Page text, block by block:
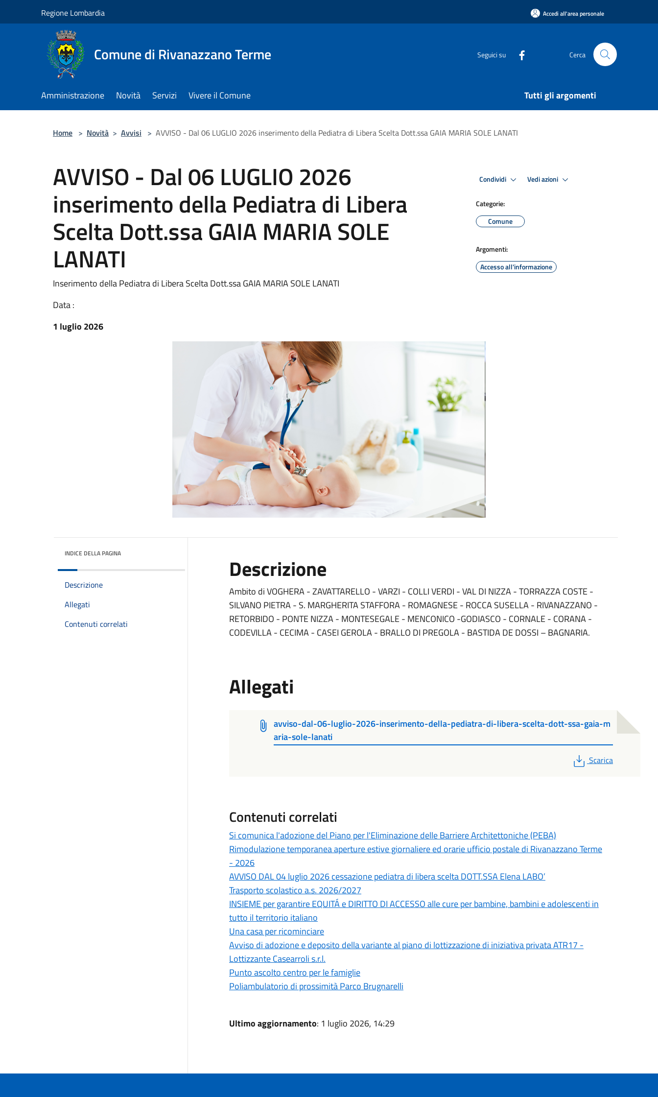
Regione Lombardia Accedi all'area personale
Comune di Rivanazzano Terme Seguici su Cerca
Amministrazione Novità Servizi Vivere il Comune Tutti gli argomenti
Home > Novità > Avvisi > AVVISO - Dal 06 LUGLIO 2026 inserimento della Pediatra di Libera Scelta Dott.ssa GAIA MARIA SOLE LANATI
AVVISO - Dal 06 LUGLIO 2026
inserimento della Pediatra di Libera
Scelta Dott.ssa GAIA MARIA SOLE
LANATI
Inserimento della Pediatra di Libera Scelta Dott.ssa GAIA MARIA SOLE LANATI
Data :
1 luglio 2026
Condividi Vedi azioni
Categorie:
Comune
Argomenti:
Accesso all'informazione
INDICE DELLA PAGINA
Descrizione
Allegati
Contenuti correlati
Descrizione
Ambito di VOGHERA - ZAVATTARELLO - VARZI - COLLI VERDI - VAL DI NIZZA - TORRAZZA COSTE -
SILVANO PIETRA - S. MARGHERITA STAFFORA - ROMAGNESE - ROCCA SUSELLA - RIVANAZZANO -
RETORBIDO - PONTE NIZZA - MONTESEGALE - MENCONICO -GODIASCO - CORNALE - CORANA -
CODEVILLA - CECIMA - CASEI GEROLA - BRALLO DI PREGOLA - BASTIDA DE DOSSI – BAGNARIA.
Allegati
avviso-dal-06-luglio-2026-inserimento-della-pediatra-di-libera-scelta-dott-ssa-gaia-m
aria-sole-lanati
PDF
Scarica
Contenuti correlati
Si comunica l'adozione del Piano per l'Eliminazione delle Barriere Architettoniche (PEBA)
Rimodulazione temporanea aperture estive giornaliere ed orarie ufficio postale di Rivanazzano Terme
- 2026
AVVISO DAL 04 luglio 2026 cessazione pediatra di libera scelta DOTT.SSA Elena LABO’
Trasporto scolastico a.s. 2026/2027
INSIEME per garantire EQUITÁ e DIRITTO DI ACCESSO alle cure per bambine, bambini e adolescenti in
tutto il territorio italiano
Una casa per ricominciare
Avviso di adozione e deposito della variante al piano di lottizzazione di iniziativa privata ATR17 -
Lottizzante Casearroli s.r.l.
Punto ascolto centro per le famiglie
Poliambulatorio di prossimità Parco Brugnarelli
Ultimo aggiornamento: 1 luglio 2026, 14:29